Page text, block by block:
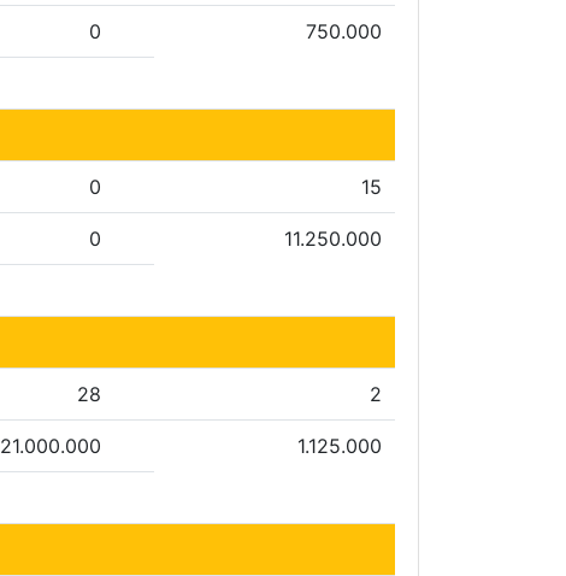
0 750.000
0 15
0 11.250.000
28 2
21.000.000 1.125.000